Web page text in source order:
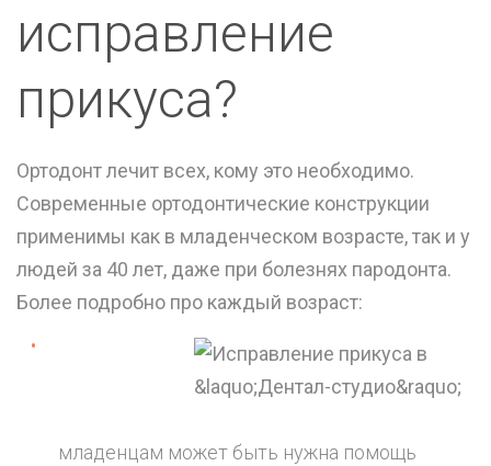
исправление
прикуса?
Ортодонт лечит всех, кому это необходимо.
Современные ортодонтические конструкции
применимы как в младенческом возрасте, так и у
людей за 40 лет, даже при болезнях пародонта.
Более подробно про каждый возраст:
младенцам может быть нужна помощь